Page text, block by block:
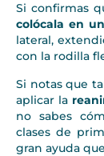
Si confirmas
colócala en
lateral,
con la rodilla
Si notas que
aplicar la
no sabes
clases de
gran ayuda